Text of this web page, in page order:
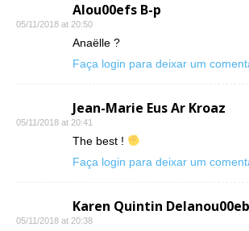
Alou00efs B-p
05/11/2018 at 20:50
Anaëlle ?
Faça login para deixar um
Jean-Marie Eus Ar Kroaz
05/11/2018 at 20:41
The best !
Faça login para deixar um
Karen Quintin Delanou00eb
05/11/2018 at 20:38